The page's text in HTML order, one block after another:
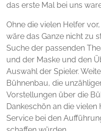
das erste Mal bei uns
Ohne die vielen Helfer
wäre das Ganze nicht zu
Suche der passenden
und der Maske und den
Auswahl der Spieler.
Bühnenbau, die
Vorstellungen über die
Dankeschön an die
Service bei den